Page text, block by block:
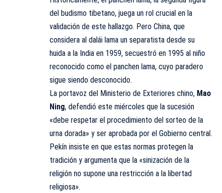
del budismo tibetano, juega un rol crucial en la
validación de este hallazgo. Pero China, que
considera al dalái lama un separatista desde su
huida a la India en 1959, secuestró en 1995 al niño
reconocido como el panchen lama, cuyo paradero
sigue siendo desconocido.
La portavoz del Ministerio de Exteriores chino, Mao
Ning, defendió este miércoles que la sucesión
«debe respetar el procedimiento del sorteo de la
urna dorada» y ser aprobada por el Gobierno central.
Pekín insiste en que estas normas protegen la
tradición y argumenta que la «sinización de la
religión no supone una restricción a la libertad
religiosa».